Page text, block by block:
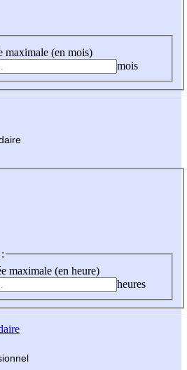
maximale (en mois)
mois
maximale (en heure)
heures